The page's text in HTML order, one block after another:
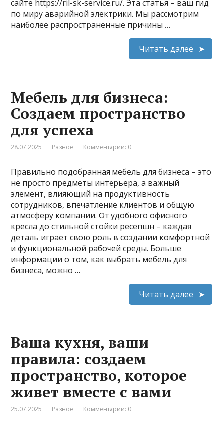
сайте https://ril-sk-service.ru/. Эта статья – ваш гид
по миру аварийной электрики. Мы рассмотрим
наиболее распространенные причины …
Читать далее
Мебель для бизнеса:
Создаем пространство
для успеха
28.07.2025 Разное Комментарии: 0
Правильно подобранная мебель для бизнеса – это
не просто предметы интерьера, а важный
элемент, влияющий на продуктивность
сотрудников, впечатление клиентов и общую
атмосферу компании. От удобного офисного
кресла до стильной стойки ресепшн – каждая
деталь играет свою роль в создании комфортной
и функциональной рабочей среды. Больше
информации о том, как выбрать мебель для
бизнеса, можно …
Читать далее
Ваша кухня, ваши
правила: создаем
пространство, которое
живет вместе с вами
25.07.2025 Разное Комментарии: 0